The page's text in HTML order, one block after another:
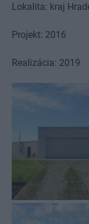
Lokalita: kraj
Projekt: 2016
Realizácia: 2019